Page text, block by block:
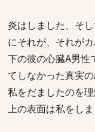
炎はしました、そ
にそれが、それが
下の彼の心臓A男性
てしなかった真実
私をだましたのを
上の表面は私をしま